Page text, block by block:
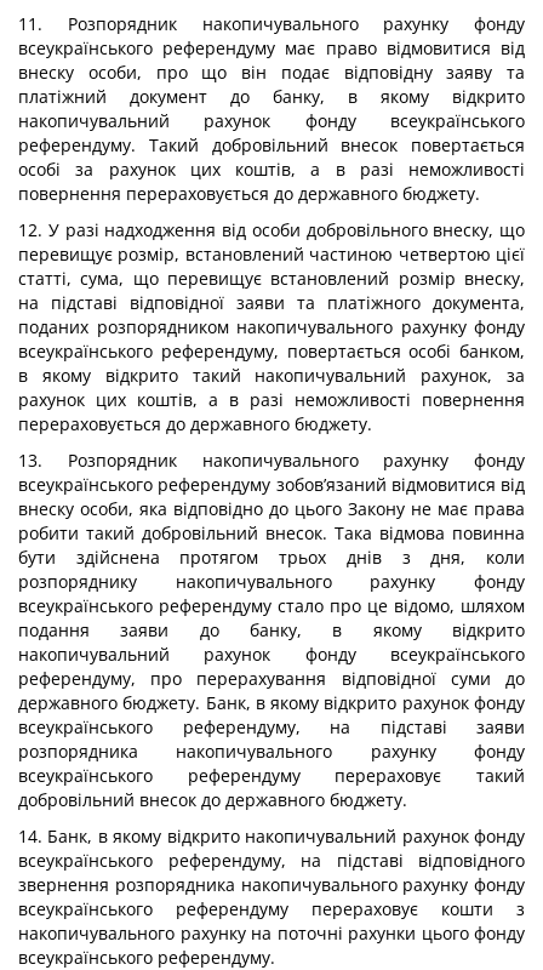
11. Розпорядник накопичувального рахунку фонду
всеукраїнського референдуму має право відмовитися від
внеску особи, про що він подає відповідну заяву та
платіжний документ до банку, в якому відкрито
накопичувальний рахунок фонду всеукраїнського
референдуму. Такий добровільний внесок повертається
особі за рахунок цих коштів, а в разі неможливості
повернення перераховується до державного бюджету.
12. У разі надходження від особи добровільного внеску, що
перевищує розмір, встановлений частиною четвертою цієї
статті, сума, що перевищує встановлений розмір внеску,
на підставі відповідної заяви та платіжного документа,
поданих розпорядником накопичувального рахунку фонду
всеукраїнського референдуму, повертається особі банком,
в якому відкрито такий накопичувальний рахунок, за
рахунок цих коштів, а в разі неможливості повернення
перераховується до державного бюджету.
13. Розпорядник накопичувального рахунку фонду
всеукраїнського референдуму зобов’язаний відмовитися від
внеску особи, яка відповідно до цього Закону не має права
робити такий добровільний внесок. Така відмова повинна
бути здійснена протягом трьох днів з дня, коли
розпоряднику накопичувального рахунку фонду
всеукраїнського референдуму стало про це відомо, шляхом
подання заяви до банку, в якому відкрито
накопичувальний рахунок фонду всеукраїнського
референдуму, про перерахування відповідної суми до
державного бюджету. Банк, в якому відкрито рахунок фонду
всеукраїнського референдуму, на підставі заяви
розпорядника накопичувального рахунку фонду
всеукраїнського референдуму перераховує такий
добровільний внесок до державного бюджету.
14. Банк, в якому відкрито накопичувальний рахунок фонду
всеукраїнського референдуму, на підставі відповідного
звернення розпорядника накопичувального рахунку фонду
всеукраїнського референдуму перераховує кошти з
накопичувального рахунку на поточні рахунки цього фонду
всеукраїнського референдуму.